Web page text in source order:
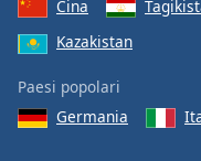
Cina
Kazakistan
Paesi popolari
Germania